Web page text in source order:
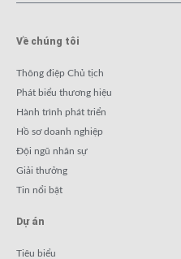
Về chúng tôi
Thông điệp Chủ tịch
Phát biểu thương hiệu
Hành trình phát triển
Hồ sơ doanh nghiệp
Đội ngũ nhân sự
Giải thưởng
Tin nổi bật
Dự án
Tiêu biểu